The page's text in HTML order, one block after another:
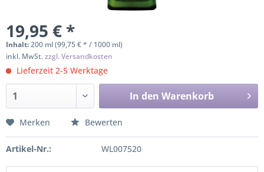
19,95 € *
Inhalt:200 ml (99,75 € * / 1000 ml)
inkl. MwSt.zzgl. Versandkosten
Lieferzeit 2-5 Werktage
In den Warenkorb
Merken Bewerten
Artikel-Nr.: WL007520